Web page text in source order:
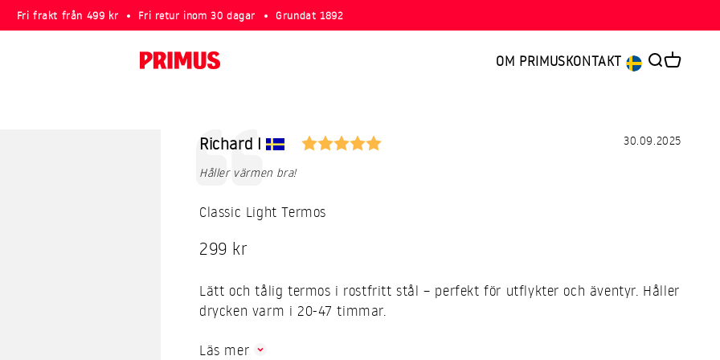
Fri frakt från 499 kr Fri retur inom 30 dagar Grundat 1892
Primus OM PRIMUSKONTAKT Öppna sök
Öppna
Rekommendation
Författare:
Richard I 5.0 utav 5 stjärnor Datum:
30.09.2025
Text:
Håller värmen bra!
Classic Light Termos
REA-pris
299 kr
Lätt och tålig termos i rostfritt stål – perfekt för utflykter och äventyr. Håller
drycken varm i 20-47 timmar.
Läs mer